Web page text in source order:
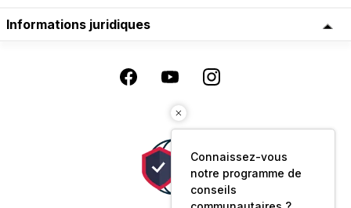
Informations juridiques
Connaissez-vous
notre programme de
conseils